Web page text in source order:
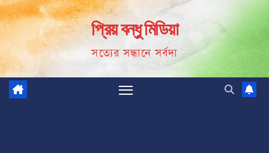
Skip
to
content
প্রিয় বন্ধু মিডিয়া
সত্যের সন্ধানে সর্বদা